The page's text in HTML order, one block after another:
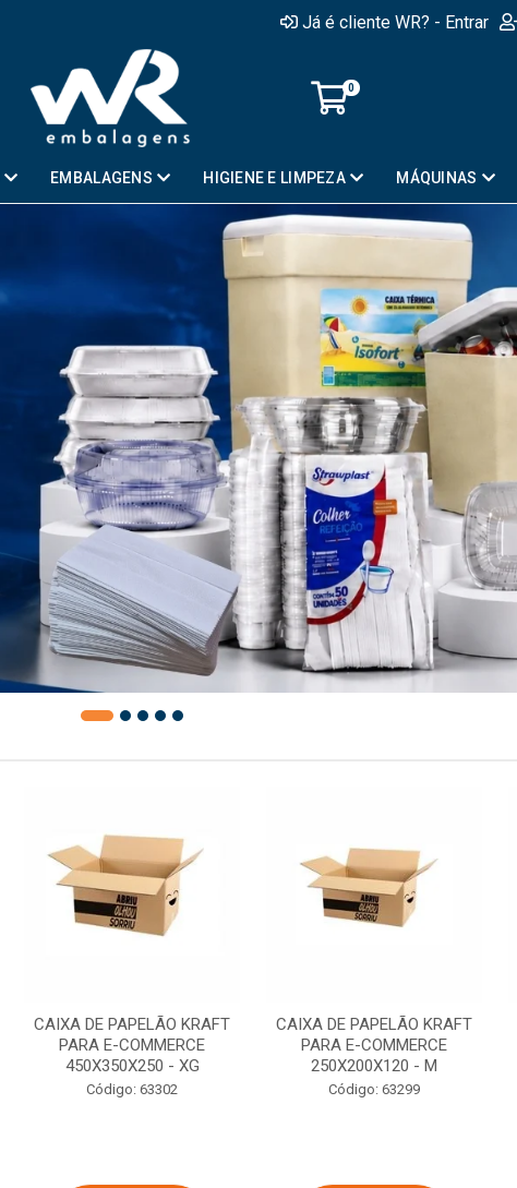
Já é cliente WR? - Entrar
0
EMBALAGENS HIGIENE E LIMPEZA MÁQUINAS
CAIXA DE PAPELÃO KRAFT
PARA E-COMMERCE
450X350X250 - XG
Código: 63302
CAIXA DE PAPELÃO KRAFT
PARA E-COMMERCE
250X200X120 - M
Código: 63299